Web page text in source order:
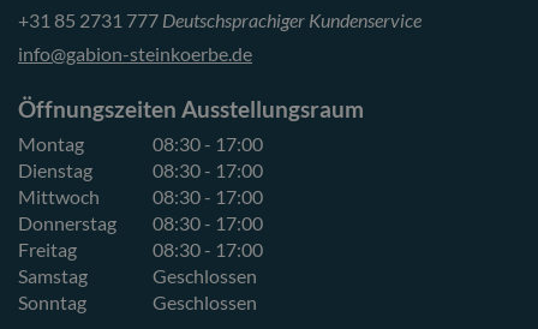
+31 85 2731 777 Deutschsprachiger Kundenservice
info@gabion-steinkoerbe.de
Öffnungszeiten Ausstellungsraum
Montag
08:30 - 17:00
Dienstag
08:30 - 17:00
Mittwoch
08:30 - 17:00
Donnerstag
08:30 - 17:00
Freitag
08:30 - 17:00
Samstag
Geschlossen
Sonntag
Geschlossen